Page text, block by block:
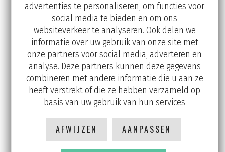
Het plaatsen van de hekwerken verzorgen we ook.
Alle hekwerken worden volbad thermisch verzinkt
en dubbel gepoedercoat voor een extra
beschermlaag tegen corrosie. Eventueel komen
we geheel vrijblijvend uw kant op vanuit
Groningen.
advertenties te personaliseren, om functies voor
social media te bieden en om ons
websiteverkeer te analyseren. Ook delen we
informatie over uw gebruik van onze site met
onze partners voor social media, adverteren en
analyse. Deze partners kunnen deze gegevens
combineren met andere informatie die u aan ze
heeft verstrekt of die ze hebben verzameld op
basis van uw gebruik van hun services
AFWIJZEN AANPASSEN